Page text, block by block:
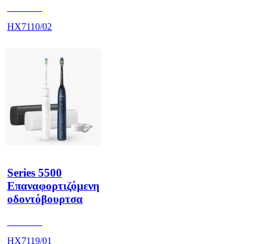
HX7110/02
Series 5500
Επαναφορτιζόμενη
οδοντόβουρτσα
HX7119/01